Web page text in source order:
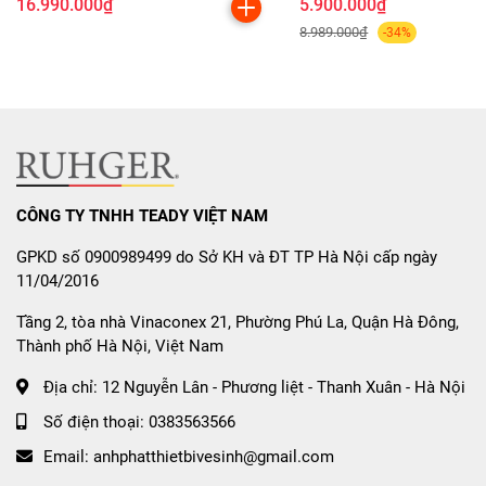
Bộ lọc mỡ nhôm 5 lớp: Giữ lại dầu mỡ, bụi bẩn; dễ
2 chế độ hút:
Hút xả trực tiếp
với bếp kín.
5. Tính năng hiện đại, an
toàn tuyệt đối
Bảng điều khiển cảm ứng + màn hình LED
16.990.000₫ 5.900.000₫
8.989.000₫ -34%
CÔNG TY TNHH TEADY VIỆT NAM
GPKD số 0900989499 do Sở KH và ĐT TP Hà Nội cấp ngày
11/04/2016
Tầng 2, tòa nhà Vinaconex 21, Phường Phú La, Quận Hà Đông,
Thành phố Hà Nội, Việt Nam
Địa chỉ: 12 Nguyễn Lân - Phương liệt - Thanh Xuân - Hà Nội
Số điện thoại: 0383563566
Email: anhphatthietbivesinh@gmail.com